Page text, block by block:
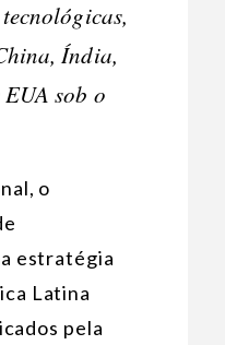
Índia,
sob o
o
estratégia
Latina
pela